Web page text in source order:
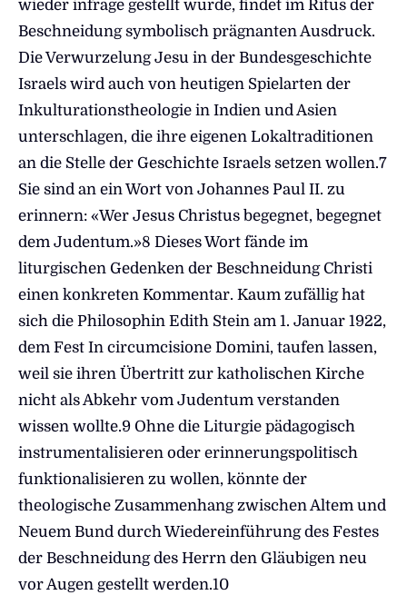
wieder infrage gestellt wurde, findet im Ritus der
Beschneidung symbolisch prägnanten Ausdruck.
Die Verwurzelung Jesu in der Bundesgeschichte
Israels wird auch von heutigen Spielarten der
Inkulturationstheologie in Indien und Asien
unterschlagen, die ihre eigenen Lokaltraditionen
an die Stelle der Geschichte Israels setzen wollen.7
Sie sind an ein Wort von Johannes Paul II. zu
erinnern: «Wer Jesus Christus begegnet, begegnet
dem Judentum.»8 Dieses Wort fände im
liturgischen Gedenken der Beschneidung Christi
einen konkreten Kommentar. Kaum zufällig hat
sich die Philosophin Edith Stein am 1. Januar 1922,
dem Fest In circumcisione Domini, taufen lassen,
weil sie ihren Übertritt zur katholischen Kirche
nicht als Abkehr vom Judentum verstanden
wissen wollte.9 Ohne die Liturgie pädagogisch
instrumentalisieren oder erinnerungspolitisch
funktionalisieren zu wollen, könnte der
theologische Zusammenhang zwischen Altem und
Neuem Bund durch Wiedereinführung des Festes
der Beschneidung des Herrn den Gläubigen neu
vor Augen gestellt werden.10